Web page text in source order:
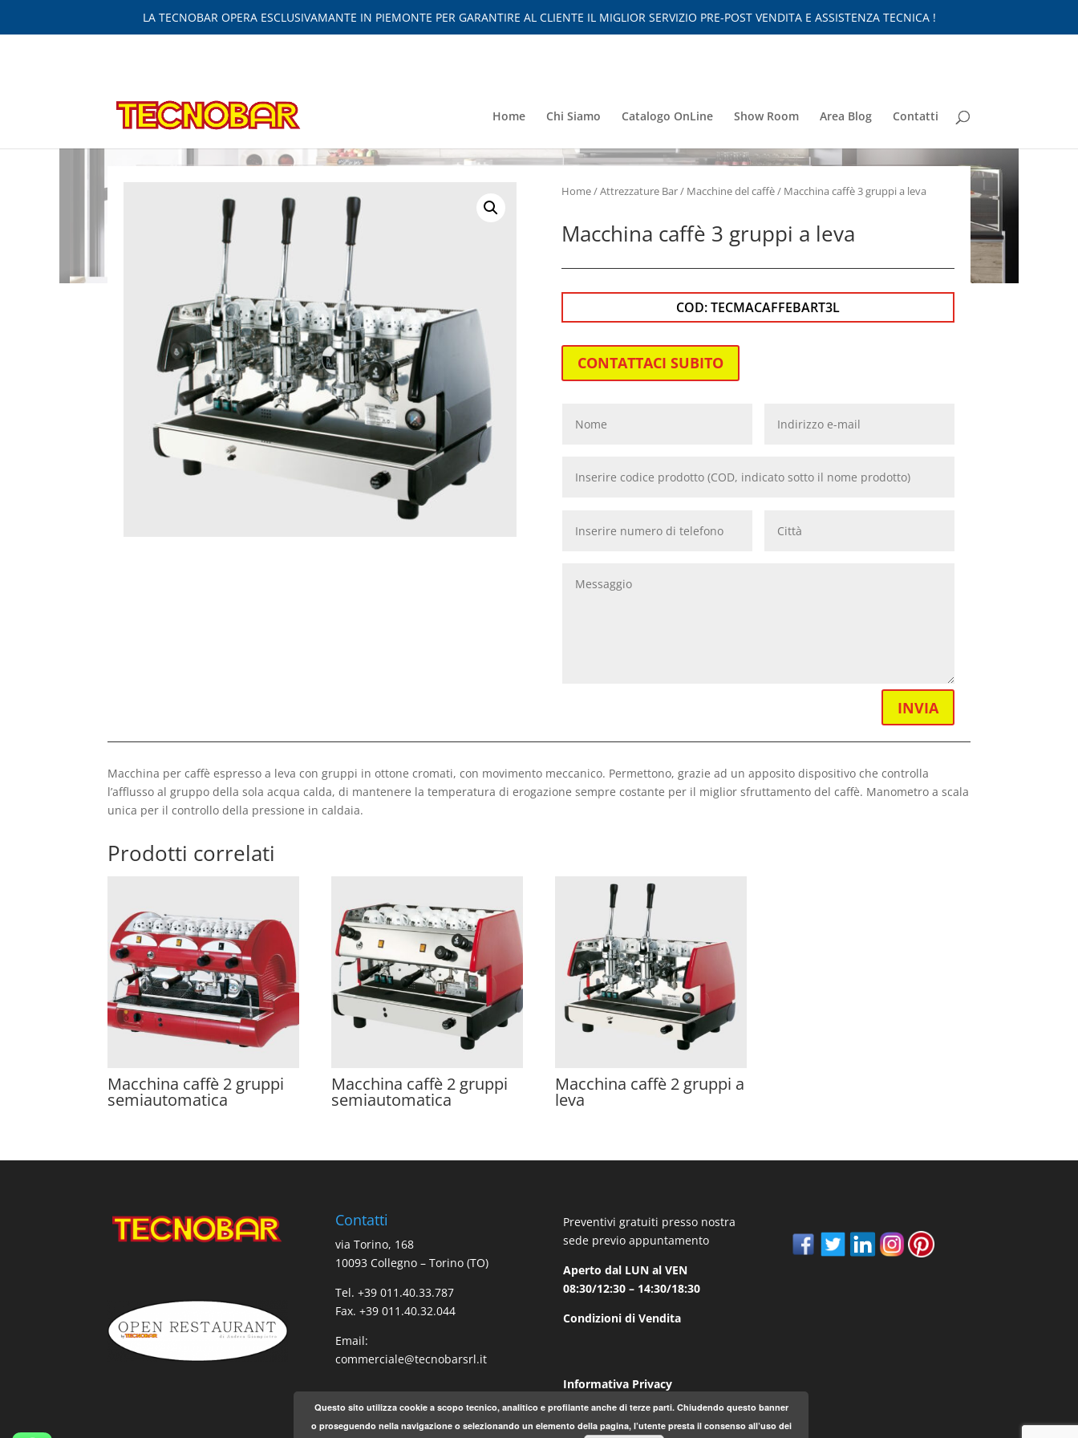
LA TECNOBAR OPERA ESCLUSIVAMANTE IN PIEMONTE PER GARANTIRE AL CLIENTE IL MIGLIOR SERVIZIO PRE-POST VENDITA E ASSISTENZA TECNICA !
Home Chi Siamo Catalogo OnLine Show Room Area Blog Contatti
Home/Attrezzature Bar/ Macchine del caffè/ Macchina caffè 3 gruppi a leva
Macchina caffè 3 gruppi a leva
COD:TECMACAFFEBART3L
CONTATTACI SUBITO
INVIA
Macchina per caffè espresso a leva con gruppi in ottone cromati, con movimento meccanico. Permettono, grazie ad un apposito dispositivo che controlla
l’afflusso al gruppo della sola acqua calda, di mantenere la temperatura di erogazione sempre costante per il miglior sfruttamento del caffè. Manometro a scala
unica per il controllo della pressione in caldaia.
Prodotti correlati
Macchina caffè 2 gruppi
semiautomatica
Macchina caffè 2 gruppi
semiautomatica
Macchina caffè 2 gruppi a
leva
Contatti
via Torino, 168
10093 Collegno – Torino (TO)
Tel. +39 011.40.33.787
Fax. +39 011.40.32.044
Email:
commerciale@tecnobarsrl.it
Preventivi gratuiti presso nostra
sede previo appuntamento
Aperto dal LUN al VEN
08:30/12:30 – 14:30/18:30
Condizioni di Vendita
Informativa Privacy
Questo sito utilizza cookie a scopo tecnico, analitico e profilante anche di terze parti. Chiudendo questo banner
o proseguendo nella navigazione o selezionando un elemento della pagina, l’utente presta il consenso all’uso dei